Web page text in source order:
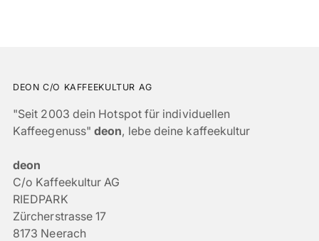
DEON C/O KAFFEEKULTUR AG
"Seit 2003 dein Hotspot für individuellen
Kaffeegenuss"deon, lebe deine kaffeekultur
deon
C/o Kaffeekultur AG
RIEDPARK
Zürcherstrasse 17
8173 Neerach